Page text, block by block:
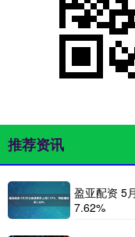
推荐资讯
盈亚配资 5
7.62%